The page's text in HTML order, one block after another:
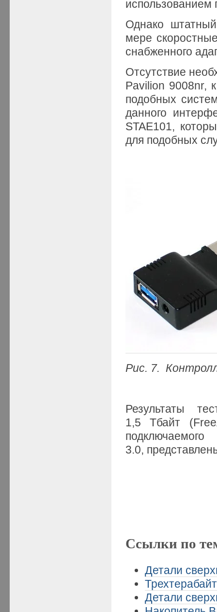
использованием
Однако
мере
снабженного
Отсутствие
Pavilion 9008nr,
подобных
данного
STAE101,
для подобных
Рис. 7.
Результаты
1,5 Тбайт
3.0,
Ссылки по
Детали
Детали